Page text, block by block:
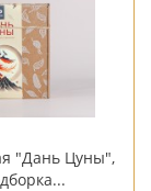
"Дань Цуны",